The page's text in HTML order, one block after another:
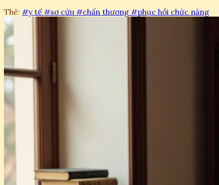
Thẻ: #y tế #sơ cứu #chấn thương #phục hồi chức năng